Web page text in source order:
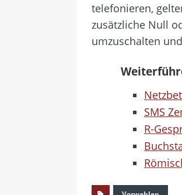
telefonieren,
zusätzliche Null
umzuschalten
SMS
R-